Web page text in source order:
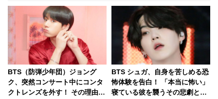
BTS（防弾少年団）ジョング
ク、突然コンサート中にコンタ
クトレンズを外す！ その理由が
BTS シュガ、自身を苦しめる恐
怖体験を告白！ 「本当に怖い」
寝ている彼を襲うその悲劇と